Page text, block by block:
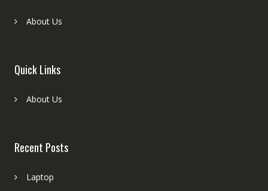
About Us
Quick Links
About Us
Recent Posts
Laptop